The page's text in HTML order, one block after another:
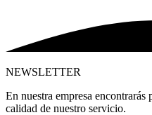
NEWSLETTER
En nuestra empresa encontrarás
calidad de nuestro servicio.